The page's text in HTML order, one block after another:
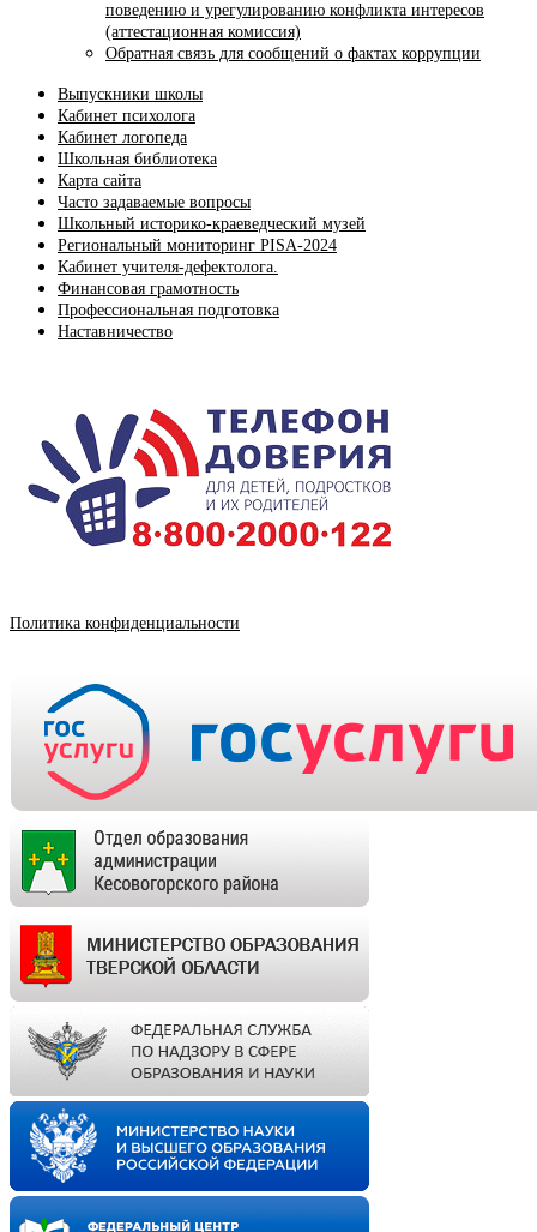
поведению и урегулированию конфликта интересов
(аттестационная комиссия)
Обратная связь для сообщений о фактах коррупции
Выпускники школы
Кабинет психолога
Кабинет логопеда
Школьная библиотека
Карта сайта
Часто задаваемые вопросы
Школьный историко-краеведческий музей
Региональный мониторинг PISA-2024
Кабинет учителя-дефектолога.
Финансовая грамотность
Профессиональная подготовка
Наставничество
Политика конфиденциальности